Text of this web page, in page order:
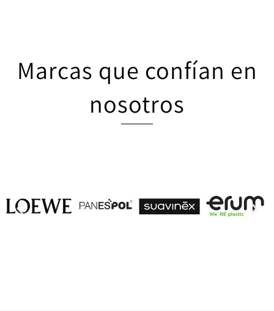
Marcas que confían en
nosotros